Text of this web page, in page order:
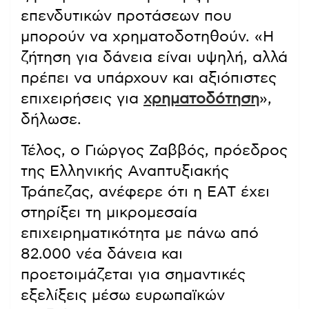
επενδυτικών προτάσεων που
μπορούν να χρηματοδοτηθούν. «Η
ζήτηση για δάνεια είναι υψηλή, αλλά
πρέπει να υπάρχουν και αξιόπιστες
επιχειρήσεις για χρηματοδότηση»,
δήλωσε.
Τέλος, ο Γιώργος Ζαββός, πρόεδρος
της Ελληνικής Αναπτυξιακής
Τράπεζας, ανέφερε ότι η ΕΑΤ έχει
στηρίξει τη μικρομεσαία
επιχειρηματικότητα με πάνω από
82.000 νέα δάνεια και
προετοιμάζεται για σημαντικές
εξελίξεις μέσω ευρωπαϊκών